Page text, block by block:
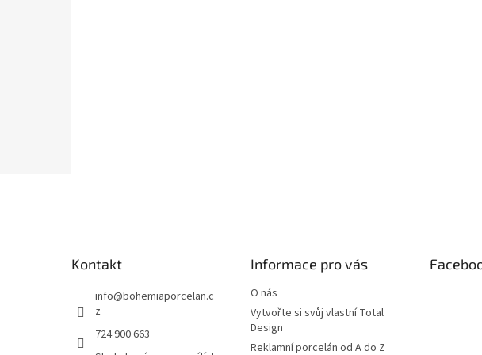
Kontakt
info@bohemiaporcelan.c
z
724 900 663
Informace pro vás
O nás
Vytvořte si svůj vlastní Total
Design
Reklamní porcelán od A do Z